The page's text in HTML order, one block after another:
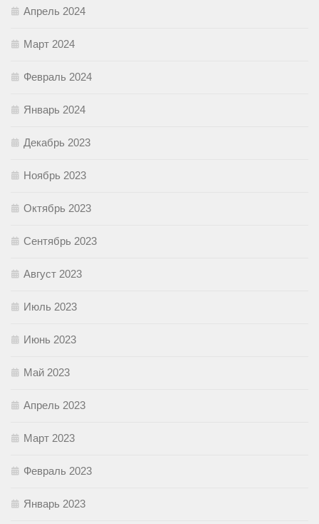
Апрель 2024
Март 2024
Февраль 2024
Январь 2024
Декабрь 2023
Ноябрь 2023
Октябрь 2023
Сентябрь 2023
Август 2023
Июль 2023
Июнь 2023
Май 2023
Апрель 2023
Март 2023
Февраль 2023
Январь 2023